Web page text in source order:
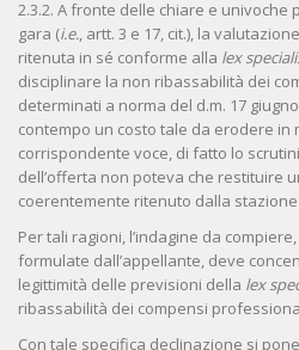
2.3.2. A fronte delle chiare e univoche
gara (i.e., artt. 3 e 17, cit.), la
ritenuta in sé conforme alla lex
disciplinare la non ribassabilità dei
determinati a norma del d.m. 17
contempo un costo tale da erodere in
corrispondente voce, di fatto lo
dell’offerta non poteva che restituire
coerentemente ritenuto dalla
Per tali ragioni, l’indagine da
formulate dall’appellante, deve
legittimità delle previsioni della lex
ribassabilità dei compensi
Con tale specifica declinazione si